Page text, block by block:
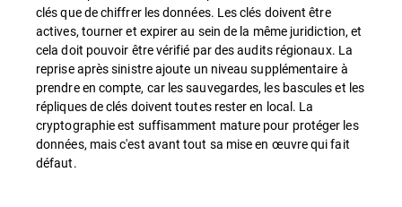
clés que de chiffrer les données. Les clés doivent être
actives, tourner et expirer au sein de la même juridiction, et
cela doit pouvoir être vérifié par des audits régionaux. La
reprise après sinistre ajoute un niveau supplémentaire à
prendre en compte, car les sauvegardes, les bascules et les
répliques de clés doivent toutes rester en local. La
cryptographie est suffisamment mature pour protéger les
données, mais c'est avant tout sa mise en œuvre qui fait
défaut.